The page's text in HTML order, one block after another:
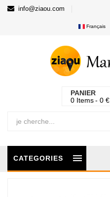
info@ziaou.com
Français
PANIER
0 Items 0 €
CATEGORIES